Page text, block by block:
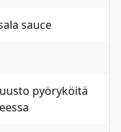
sauce
pyöryköitä